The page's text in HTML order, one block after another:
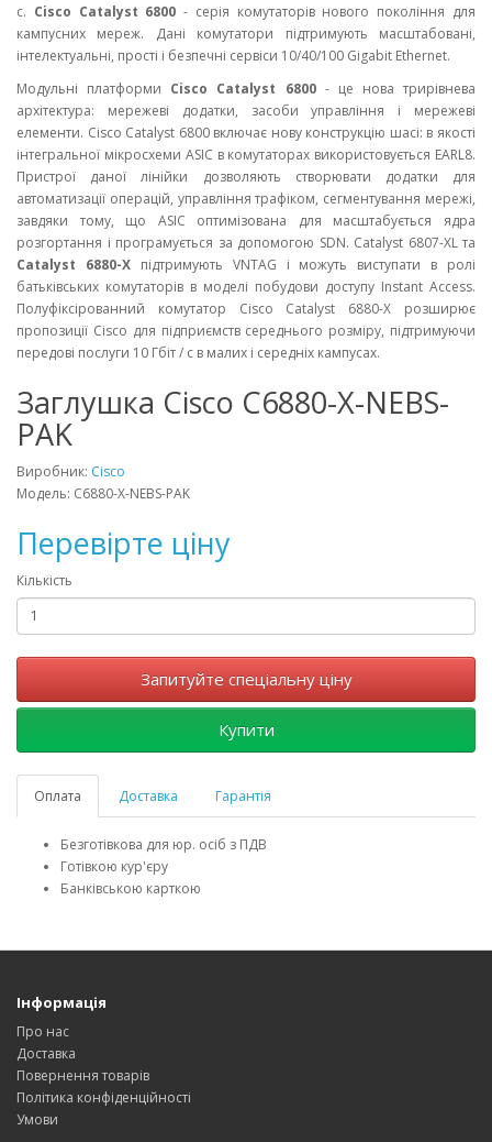
с. Cisco Catalyst 6800 - серія комутаторів нового покоління для
кампусних мереж. Дані комутатори підтримують масштабовані,
інтелектуальні, прості і безпечні сервіси 10/40/100 Gigabit Ethernet.
Модульні платформи Cisco Catalyst 6800- це нова трирівнева
архітектура: мережеві додатки, засоби управління і мережеві
елементи. Cisco Catalyst 6800 включає нову конструкцію шасі: в якості
інтегральної мікросхеми ASIC в комутаторах використовується EARL8.
Пристрої даної лінійки дозволяють створювати додатки для
автоматизації операцій, управління трафіком, сегментування мережі,
завдяки тому, що ASIC оптимізована для масштабується ядра
розгортання і програмується за допомогою SDN. Catalyst 6807-XL та
Catalyst 6880-Xпідтримують VNTAG і можуть виступати в ролі
батьківських комутаторів в моделі побудови доступу Instant Access.
Полуфіксірованний комутатор Cisco Catalyst 6880-X розширює
пропозиції Cisco для підприємств середнього розміру, підтримуючи
передові послуги 10 Гбіт / с в малих і середніх кампусах.
Заглушка Cisco C6880-X-NEBS-
PAK
Виробник: Cisco
Модель: C6880-X-NEBS-PAK
Перевірте ціну
Кількість
Запитуйте спеціальну ціну
Купити
Оплата Доставка Гарантія
Безготівкова для юр. осіб з ПДВ
Готівкою кур'єру
Банківською карткою
Інформація
Про нас
Доставка
Повернення товарів
Політика конфіденційності
Умови